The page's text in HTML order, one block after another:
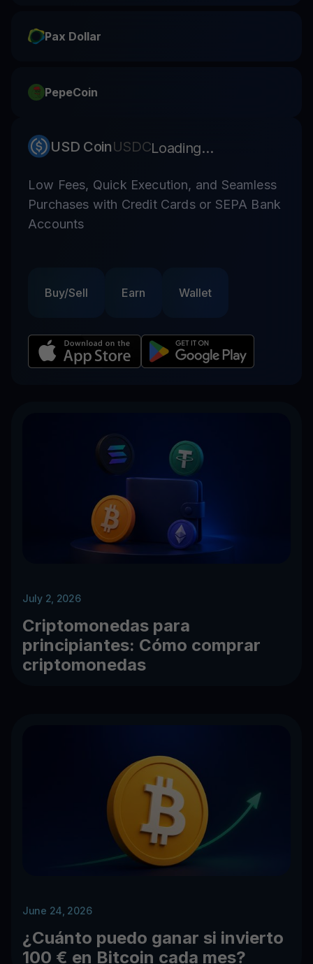
Pax Dollar
PepeCoin
USD CoinUSDCLoading...
Low Fees, Quick Execution, and Seamless
Purchases with Credit Cards or SEPA Bank
Accounts
Buy/Sell Earn Wallet
July 2, 2026
Criptomonedas para
principiantes: Cómo comprar
criptomonedas
June 24, 2026
¿Cuánto puedo ganar si invierto
100 € en Bitcoin cada mes?